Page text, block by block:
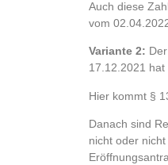
Auch diese
vom
Variante 2:
17.12.2021
Hier kommt §
Danach sind
nicht oder